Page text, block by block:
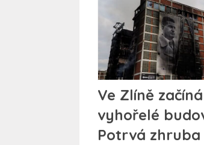
Ve Zlíně
vyhořelé
Potrvá zhruba